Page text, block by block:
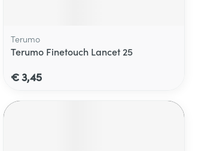
Terumo
Terumo Finetouch Lancet 25
€ 3,45